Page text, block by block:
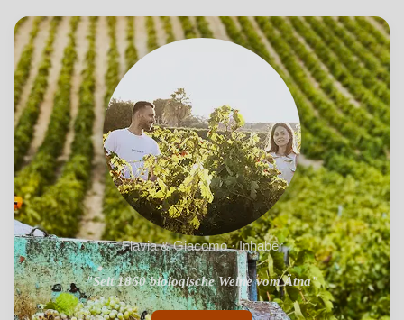
Gleichgewicht zwischen Säure und Saftigkeit macht
diesen Wein harmonisch und anhaltend, ideal zu Fisch-
und Meeresfrüchtegerichten
Produktdetails anzeigen →
Flavia & Giacomo · Inhaber
"Seit 1860 biologische Weine vom Ätna"
"Familienweingut von Francesco Gettuli gegründet"